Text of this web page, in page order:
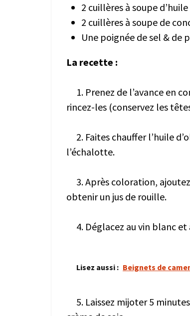
2 cuillères à soupe d’huile
2 cuillères à soupe de
Une poignée de sel & de
La recette :
1. Prenez de l’avance en
rincez-les (conservez les
2. Faites chauffer l’huile
l’échalotte.
3. Après coloration,
obtenir un jus de rouille.
4. Déglacez au vin blanc et
Lisez aussi : Beignets de
5. Laissez mijoter 5